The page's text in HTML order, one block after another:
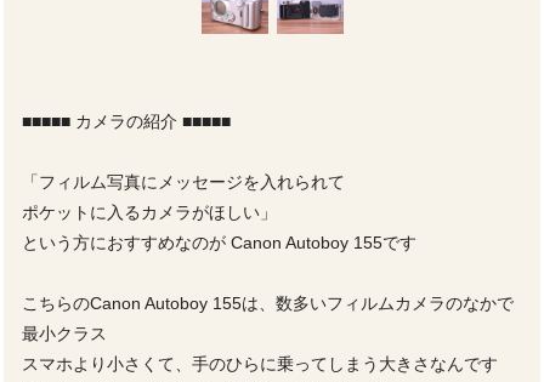
■■■■■ カメラの紹介 ■■■■■
「フィルム写真にメッセージを入れられて
ポケットに入るカメラがほしい」
という方におすすめなのが Canon Autoboy 155です
こちらのCanon Autoboy 155は、数多いフィルムカメラのなかで
最小クラス
スマホより小さくて、手のひらに乗ってしまう大きさなんです